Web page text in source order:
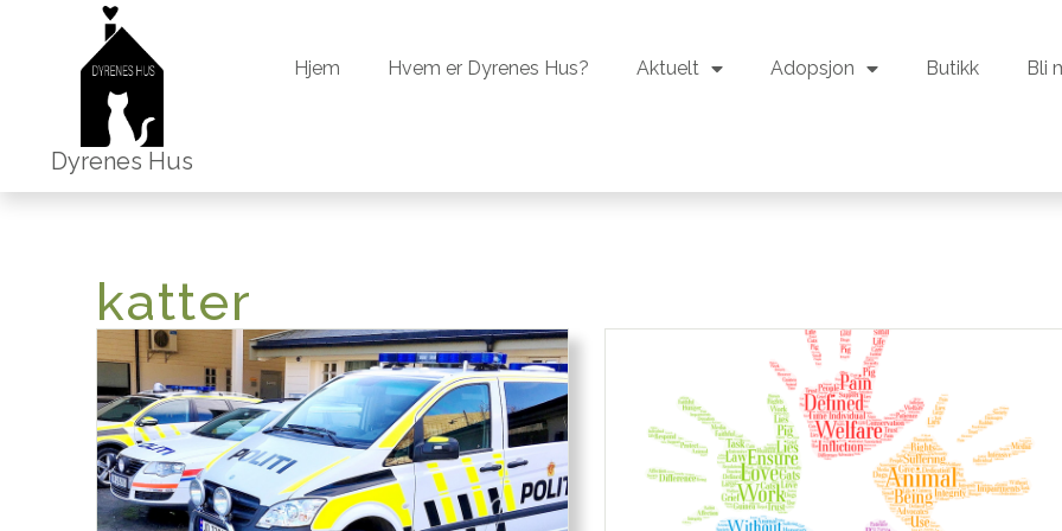
Dyrenes Hus
Hjem Hvem er Dyrenes Hus? Aktuelt Adopsjon Butikk Bli
katter